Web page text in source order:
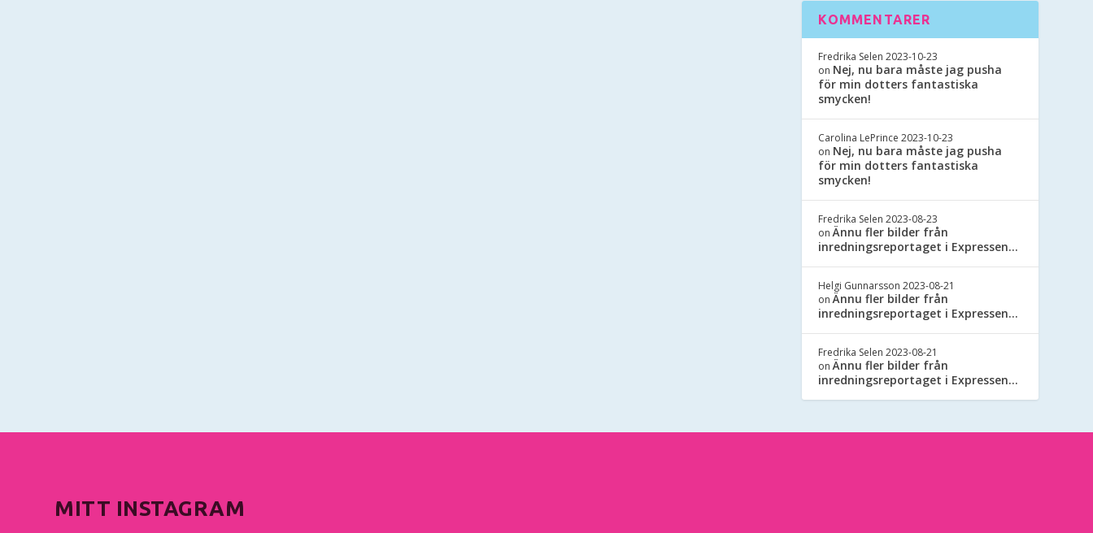
KOMMENTARER
Fredrika Selen 2023-10-23
on Nej, nu bara måste jag pusha
för min dotters fantastiska
smycken!
Carolina LePrince 2023-10-23
on Nej, nu bara måste jag pusha
för min dotters fantastiska
smycken!
Fredrika Selen 2023-08-23
onÄnnu fler bilder från
inredningsreportaget i Expressen…
Helgi Gunnarsson 2023-08-21
onÄnnu fler bilder från
inredningsreportaget i Expressen…
Fredrika Selen 2023-08-21
onÄnnu fler bilder från
inredningsreportaget i Expressen…
MITT INSTAGRAM